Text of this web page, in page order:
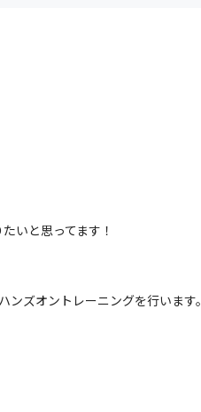
いと思ってます！
ンズオントレーニングを行いま